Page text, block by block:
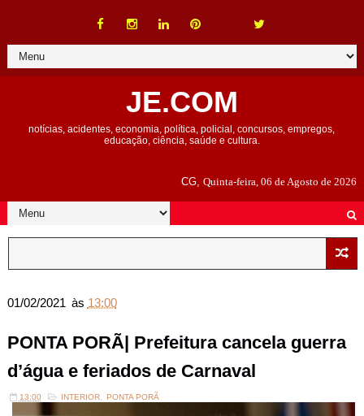
JE.COM
notícias, acidentes, economia, política, policial, concursos, empregos,
educação, ciência, saúde e cultura.
CG,Quinta-feira, 06 de Agosto de 2026
01/02/2021 às 13:00
PONTA PORÃ| Prefeitura cancela guerra
d’água e feriados de Carnaval
13:00 INTERIOR, PONTA PORÃ